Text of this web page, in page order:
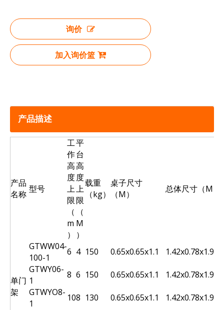
询价
加入询价篮
产品描述
产品
名称 型号
工
作
高
度
上
限
（
m
）
平
台
高
度
上
限
（
M
）
载重
（kg）
桌子尺寸
（M）
总体尺寸（M）
单门
架
GTWW04-
100-1
6 4 150 0.65x0.65x1.1 1.42x0.78x1.97
GTWY06-
1
8 6 150 0.65x0.65x1.1 1.42x0.78x1.97
GTWYO8-
1
108 130 0.65x0.65x1.1 1.42x0.78x1.97